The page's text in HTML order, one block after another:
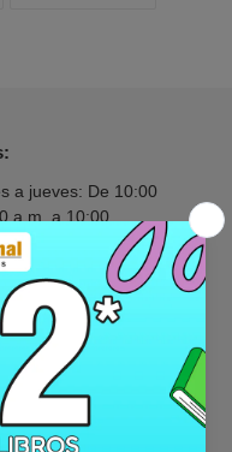
a jueves: De 10:00
a.m. a 10:00
y Domingo de 9:00
a.m. a 7:00 p.m. y
p.m.
a sábado: De 9:00
a.m. a 6:00 p.m.